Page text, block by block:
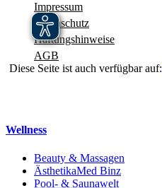
Impressum
Datenschutz
Haftungshinweise
AGB
Diese Seite ist auch verfügbar auf:
Wellness
Beauty & Massagen
ÄsthetikaMed Binz
Pool- & Saunawelt